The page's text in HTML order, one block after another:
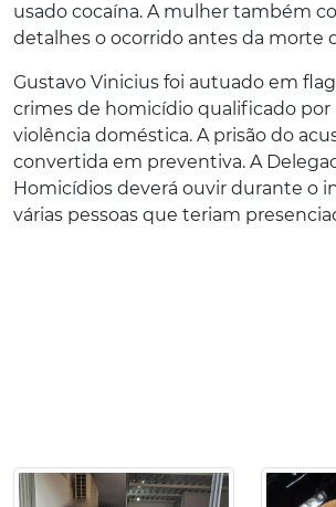
usado cocaína. A mulher também
detalhes o ocorrido antes da morte
Gustavo Vinicius foi autuado em
crimes de homicídio qualificado
violência doméstica. A prisão do
convertida em preventiva. A
Homicídios deverá ouvir durante o
várias pessoas que teriam